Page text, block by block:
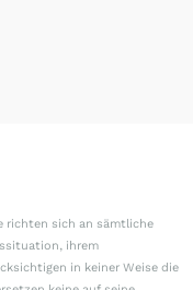
richten sich an sämtliche
ihrem
in keiner Weise die